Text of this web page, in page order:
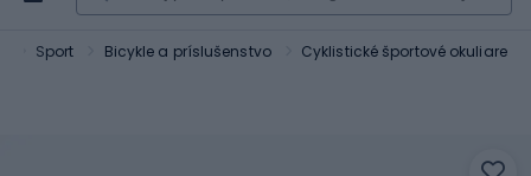
Sport Bicykle a príslušenstvo Cyklistické športové okuliare